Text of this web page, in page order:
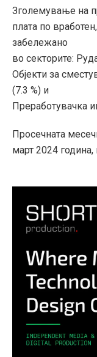
Зголемување на
плата по
забележано
во секторите:
Објекти за
(7.3 %) и
Преработувачка
Просечната
март 2024